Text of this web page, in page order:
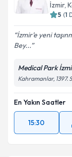
İzmir,
5 (1
İzmir’e yeni
Bey...
Medical Park
Kahramanlar, 1397.
En Yakın Saatler
15:30